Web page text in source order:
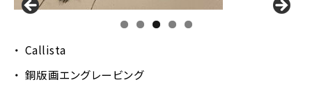
Callista
銅版画エングレービング